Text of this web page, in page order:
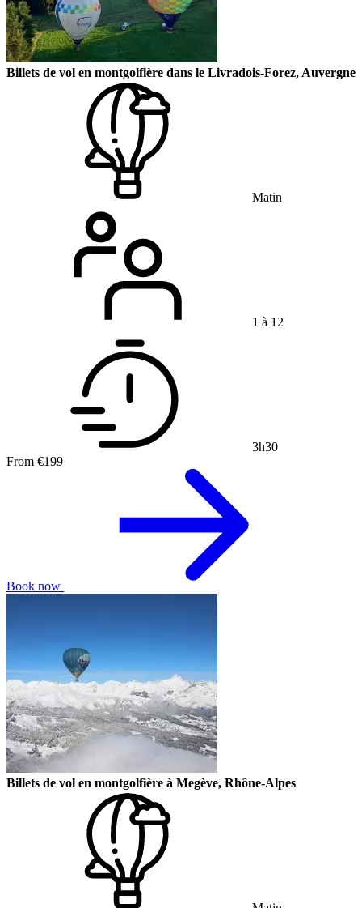
Billets de vol en montgolfière dans le Livradois-Forez, Auvergne
Matin
1 à 12
3h30
From €199
Book now
Billets de vol en montgolfière à Megève, Rhône-Alpes